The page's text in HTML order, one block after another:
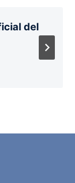
del